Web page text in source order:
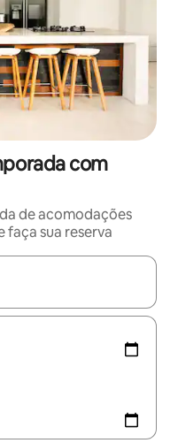
com
de acomodações
faça sua reserva
explore-os